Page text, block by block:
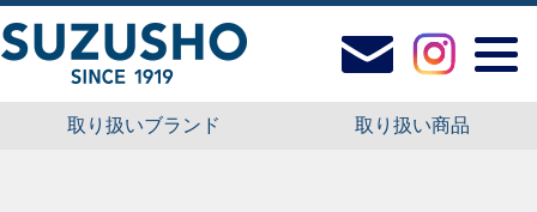
取り扱いブランド 取り扱い商品